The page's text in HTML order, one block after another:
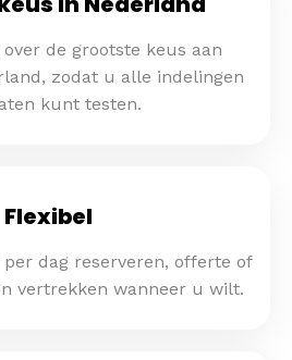
de grootste keus aan
zodat u alle indelingen
kunt testen.
Flexibel
dag reserveren, offerte of
vertrekken wanneer u wilt.